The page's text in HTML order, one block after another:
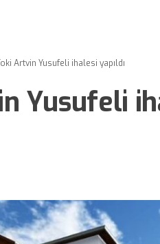
Artvin Yusufeli ihalesi yapıldı
Yusufeli